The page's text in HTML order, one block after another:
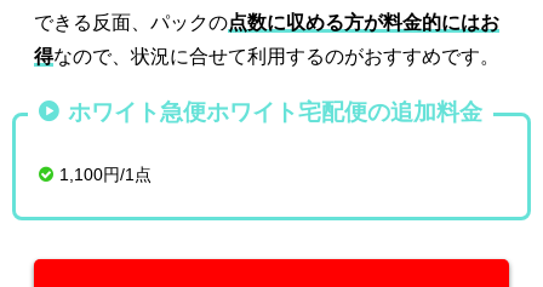
できる反面、パックの点数に収める方が料金的にはお
得なので、状況に合せて利用するのがおすすめです。
ホワイト急便ホワイト宅配便の追加料金
1,100円/1点